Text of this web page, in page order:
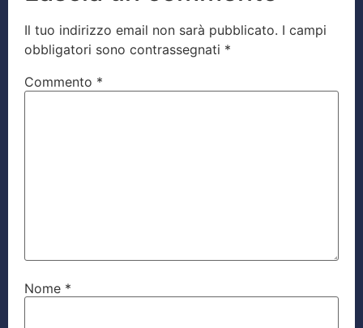
Il tuo indirizzo email non sarà pubblicato. I campi
obbligatori sono contrassegnati *
Commento *
Nome *